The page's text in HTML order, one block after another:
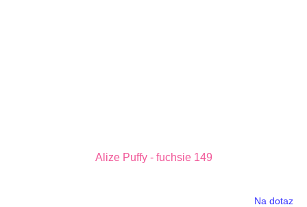
Alize Puffy - fuchsie 149
Na dotaz